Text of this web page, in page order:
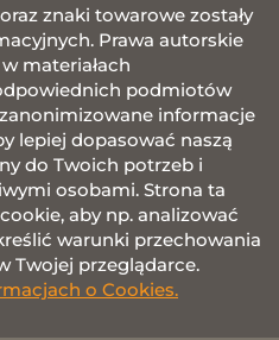
znaki towarowe zostały
Prawa autorskie
materiałach
podmiotów
informacje
lepiej dopasować naszą
do Twoich potrzeb i
osobami. Strona ta
aby np. analizować
warunki przechowania
Twojej przeglądarce.
o Cookies.